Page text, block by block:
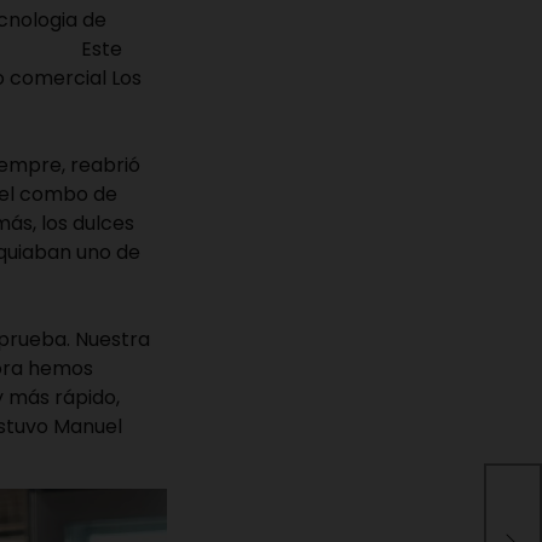
de
Este
comercial Los
reabrió
combo de
los dulces
uno de
Nuestra
hemos
rápido,
Manuel